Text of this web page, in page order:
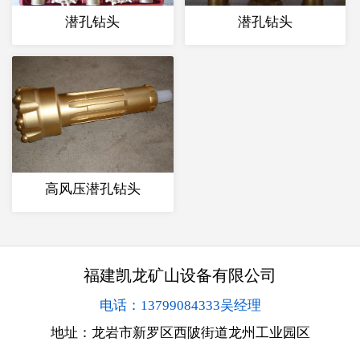
潜孔钻头 潜孔钻头
高风压潜孔钻头
福建凯龙矿山设备有限公司
电话：13799084333吴经理
地址：龙岩市新罗区西陂街道龙州工业园区